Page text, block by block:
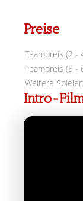
Preise
Teampreis (2 -
Teampreis (5 -
Weitere Spieler:
Intro-